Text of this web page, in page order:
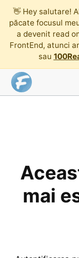
👋 Hey salutare!
păcate focusul
a devenit read
FrontEnd, atunci
sau
mai